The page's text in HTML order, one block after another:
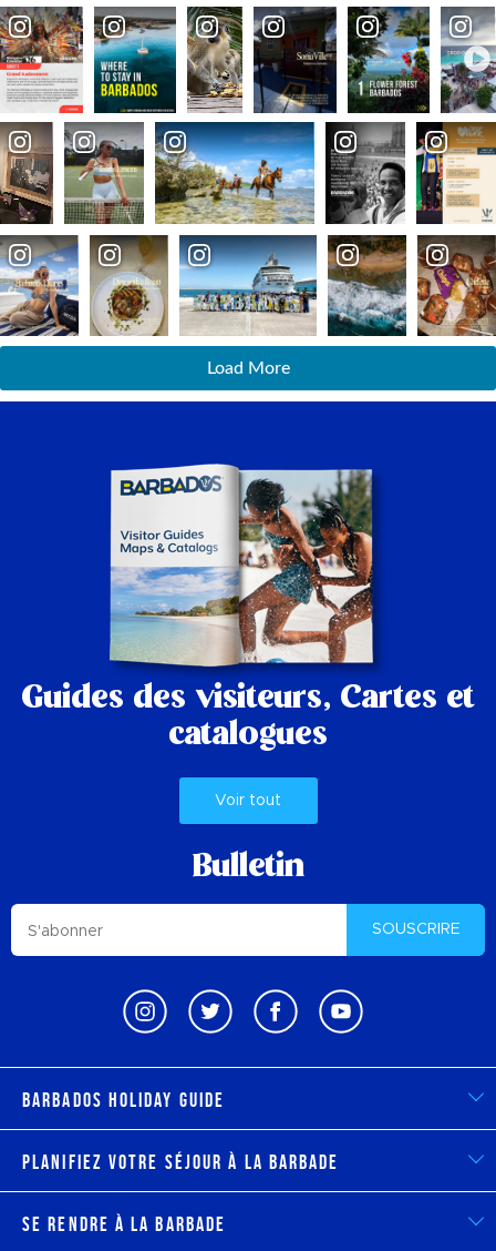
Load More
Guides des visiteurs, Cartes et
catalogues
Voir tout
Bulletin
SOUSCRIRE
Barbados Holiday Guide
Planifiez votre séjour à la Barbade
Se rendre à la Barbade